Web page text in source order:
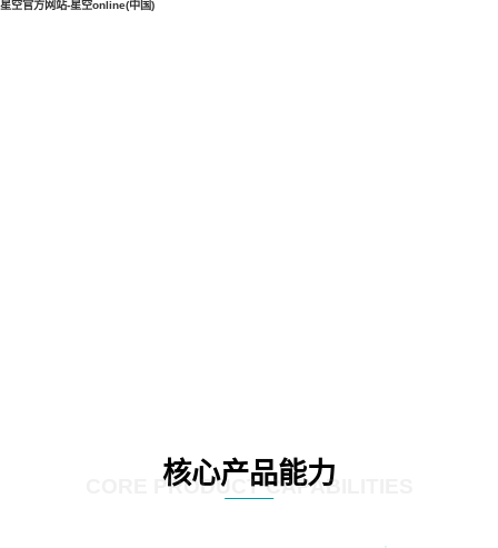
星空官方网站-星空online(中国)
核心产品能力
CORE PRODUCT CAPABILITIES